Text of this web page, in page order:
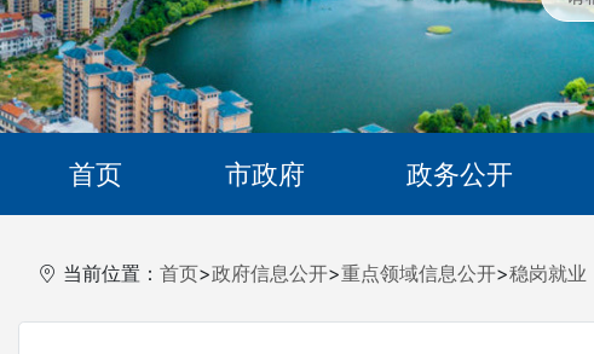
首页 市政府 政务公开
当前位置： 首页>政府信息公开>重点领域信息公开>稳岗就业